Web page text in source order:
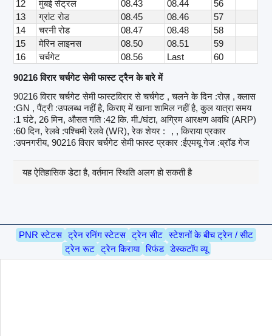
12
मुंबई सेंट्रल 08.43 08.44
56
13
ग्रांट रोड 08.45 08.46
57
14
चरनी रोड 08.47 08.48
58
15
मेरिन लाइनस 08.50 08.51
59
16
चर्चगेट 08.56 Last
60
90216 विरार चर्चगेट सेमी फास्ट ट्रैन के बारे में
90216 विरार चर्चगेट सेमी फास्टविरार से चर्चगेट , चलने के दिन :रोज़ , क्लास
:GN , पैंट्री :उपलब्ध नहीं है, किराए में खाना शामिल नहीं है, कुल यात्रा समय
:1 घंटे, 26 मिन, औसत गति :42 कि. मी./घंटा, अग्रिम आरक्षण अवधि (ARP)
:60 दिन, रेलवे :पश्चिमी रेलवे (WR), रेक शेयर :
, , किराया प्रकार
:उपनगरीय, 90216 विरार चर्चगेट सेमी फास्ट प्रकार :ईएमयू गेज :ब्रॉड गेज
यह ऐतिहासिक डेटा है, वर्तमान स्थिति अलग हो सकती है
PNR स्टेटस ट्रेन रनिंग स्टेटस ट्रेन सीट स्टेशनों के बीच ट्रेन / सीट
ट्रेन रूट ट्रेन किराया रिफंड डेस्कटॉप व्यू